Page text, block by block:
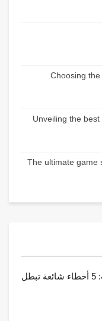
Choosing
Unveiling the
The ultimate game
مناسك العمرة بالترتيب: 5 أخطاء شائعة تبطل